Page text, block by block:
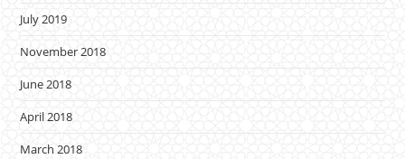
July 2019
November 2018
June 2018
April 2018
March 2018